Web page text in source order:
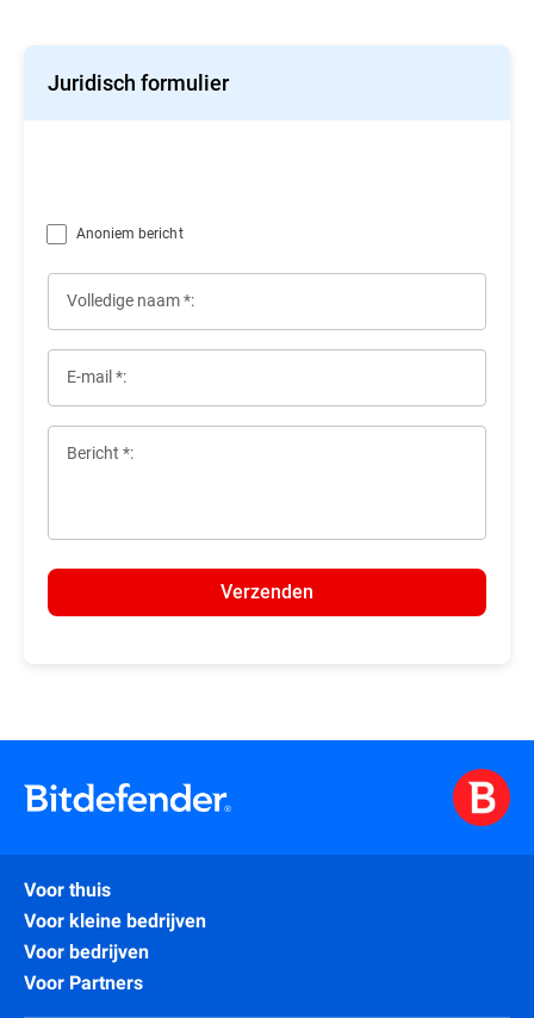
Juridisch formulier
Anoniem bericht
Volledige naam *:
E-mail *:
Bericht *:
Verzenden
Voor thuis
Voor kleine bedrijven
Voor bedrijven
Voor Partners